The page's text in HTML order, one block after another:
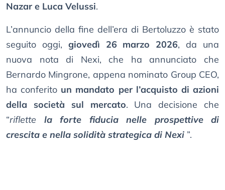
Nazar e Luca Velussi.
L’annuncio della fine dell’era di Bertoluzzo è stato
seguito oggi, giovedì 26 marzo 2026, da una
nuova nota di Nexi, che ha annunciato che
Bernardo Mingrone, appena nominato Group CEO,
ha conferito un mandato per l’acquisto di azioni
della società sul mercato. Una decisione che
“riflette la forte fiducia nelle prospettive di
crescita e nella solidità strategica di Nexi ”.